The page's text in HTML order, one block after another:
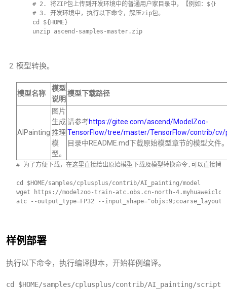
# 2. 将ZIP包上传到开发环境中的普通用户家目录中，【例如
# 3. 开发环境中，执行以下命令，解压zip包。
cd ${HOME}
unzip ascend-samples-master.zip
模型转换。
模型名称
模型
说明
模型下载路径
AIPainting
图片
生成
推理
模
型。
请参考https://gitee.com/ascend/ModelZoo-
TensorFlow/tree/master/TensorFlow/contrib/
目录中README.md下载原始模型章节的模型文件
# 为了方便下载，在这里直接给出原始模型下载及模型转换命令,可以直
cd $HOME/samples/cplusplus/contrib/AI_painting/model
wget https://modelzoo-train-atc.obs.cn-north-
atc --output_type=FP32 --
样例部署
执行以下命令，执行编译脚本，开始样例编译。
cd $HOME/samples/cplusplus/contrib/AI_painting/